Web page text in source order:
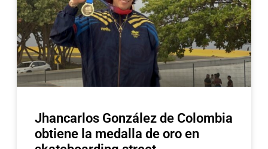
Jhancarlos González de Colombia
obtiene la medalla de oro en